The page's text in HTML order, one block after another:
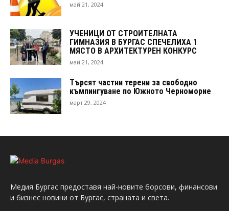
май 21, 2024
УЧЕНИЦИ ОТ СТРОИТЕЛНАТА
ГИМНАЗИЯ В БУРГАС СПЕЧЕЛИХА 1
МЯСТО В АРХИТЕКТУРЕН КОНКУРС
май 21, 2024
Търсят частни терени за свободно
къмпингуване по Южното Черноморие
март 29, 2024
Медия Бургас предоставя най-новите борсови, финансови
и бизнес новини от Бургас, страната и света.